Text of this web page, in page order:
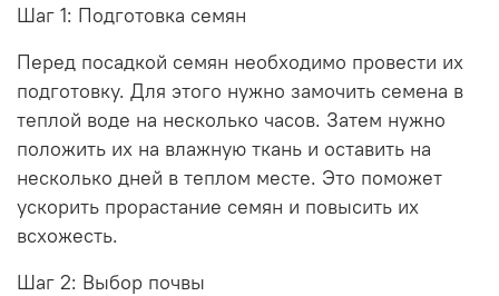
Шаг 1: Подготовка семян
Перед посадкой семян необходимо провести их
подготовку. Для этого нужно замочить семена в
теплой воде на несколько часов. Затем нужно
положить их на влажную ткань и оставить на
несколько дней в теплом месте. Это поможет
ускорить прорастание семян и повысить их
всхожесть.
Шаг 2: Выбор почвы